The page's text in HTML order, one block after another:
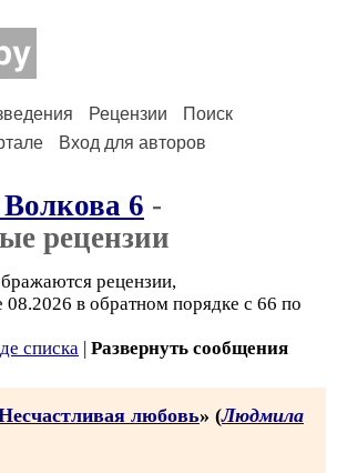
Рецензии
Поиск
Вход для авторов
6 -
рецензии
рецензии,
08.2026 в обратном порядке с 66 по
списка | Развернуть сообщения
любовь» (Людмила